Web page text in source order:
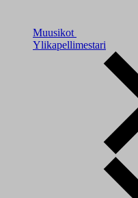
Muusikot
Ylikapellimestari